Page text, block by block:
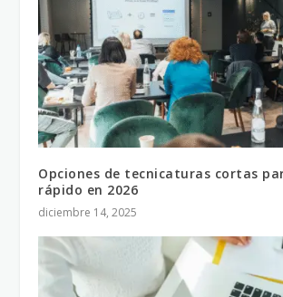
Opciones de tecnicaturas cortas
rápido en 2026
diciembre 14, 2025